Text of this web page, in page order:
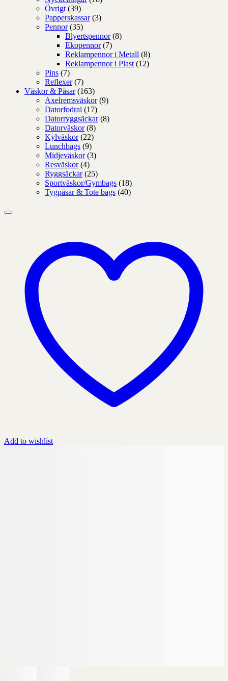
Övrigt (39)
Papperskassar (3)
Pennor (35)
Blyertspennor (8)
Ekopennor (7)
Reklampennor i Metall (8)
Reklampennor i Plast (12)
Pins (7)
Reflexer (7)
Väskor & Påsar (163)
Axelremsväskor (9)
Datorfodral (17)
Datorryggsäckar (8)
Datorväskor (8)
Kylväskor (22)
Lunchbags (9)
Midjeväskor (3)
Resväskor (4)
Ryggsäckar (25)
Sportväskor/Gymbags (18)
Tygpåsar & Tote bags (40)
Add to wishlist